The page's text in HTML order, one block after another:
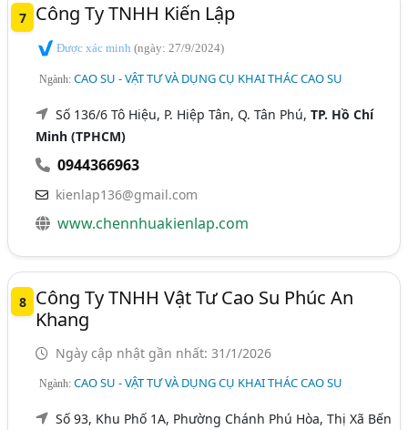
7 Công Ty TNHH Kiến Lập
Được xác minh(ngày: 27/9/2024)
Ngành:CAO SU - VẬT TƯ VÀ DỤNG CỤ KHAI THÁC CAO SU
Số 136/6 Tô Hiệu, P. Hiệp Tân, Q. Tân Phú,TP. Hồ Chí
Minh (TPHCM)
0944366963
kienlap136@gmail.com
www.chennhuakienlap.com
8
Công Ty TNHH Vật Tư Cao Su Phúc An
Khang
Ngày cập nhật gần nhất: 31/1/2026
Ngành:CAO SU - VẬT TƯ VÀ DỤNG CỤ KHAI THÁC CAO SU
Số 93, Khu Phố 1A, Phường Chánh Phú Hòa, Thị Xã Bến